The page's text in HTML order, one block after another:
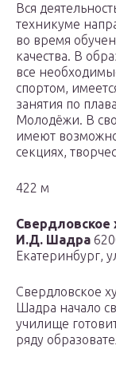
Вся
техникуме
во время
качества. В
все
спортом,
занятия по
Молодёжи. В
имеют
секциях,
422 м
И.Д. Шадра
Екатеринбург,
Свердловское
Шадра начало
училище
ряду